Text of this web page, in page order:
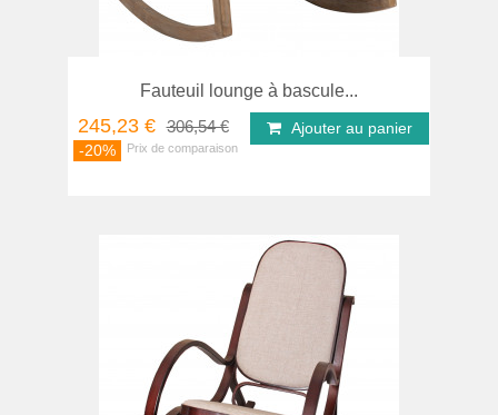
Fauteuil lounge à bascule...
245,23 € 306,54 €
-20%
Ajouter au panier